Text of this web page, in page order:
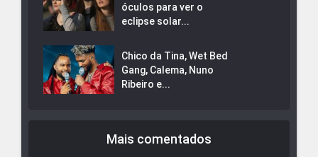
óculos para ver o
eclipse solar...
Chico da Tina, Wet Bed
Gang, Calema, Nuno
Ribeiro e...
Mais comentados